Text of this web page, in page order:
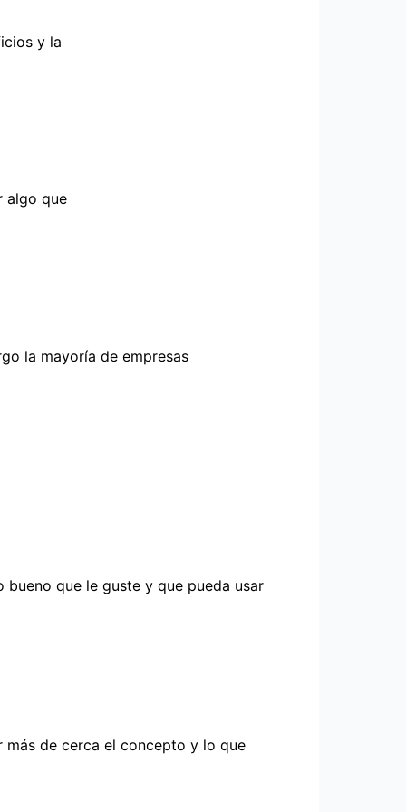
y la
algo que
la mayoría de empresas
que le guste y que pueda usar
de cerca el concepto y lo que